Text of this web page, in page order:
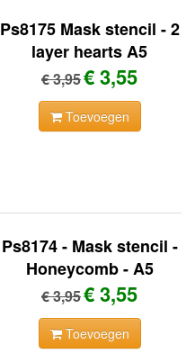
Ps8175 Mask stencil - 2
layer hearts A5
€ 3,95€ 3,55
Toevoegen
Ps8174 - Mask stencil -
Honeycomb - A5
€ 3,95€ 3,55
Toevoegen